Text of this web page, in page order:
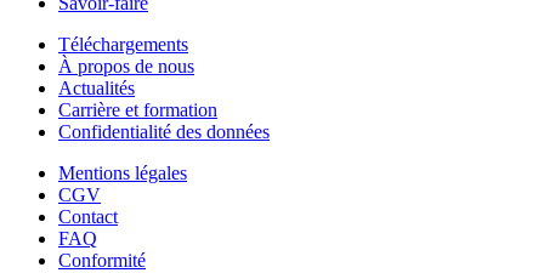
Téléchargements
À propos de nous
Actualités
Carrière et formation
Confidentialité des données
Mentions légales
CGV
Contact
FAQ
Conformité